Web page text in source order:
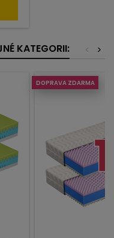
KATEGORII: >
<
DOPRAVA ZDARMA